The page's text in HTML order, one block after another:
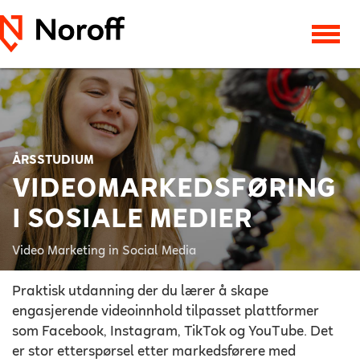
ÅRSSTUDIUM
VIDEOMARKEDSFØRING
I SOSIALE MEDIER
Video Marketing in Social Media
Praktisk utdanning der du lærer å skape
engasjerende videoinnhold tilpasset plattformer
som Facebook, Instagram, TikTok og YouTube. Det
er stor etterspørsel etter markedsførere med